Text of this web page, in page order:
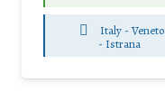
Italy - Veneto
- Istrana